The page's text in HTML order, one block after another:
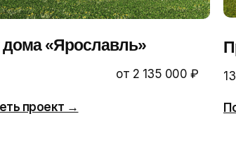
дома «Ярославль»
проект →
от 2 135 000 ₽